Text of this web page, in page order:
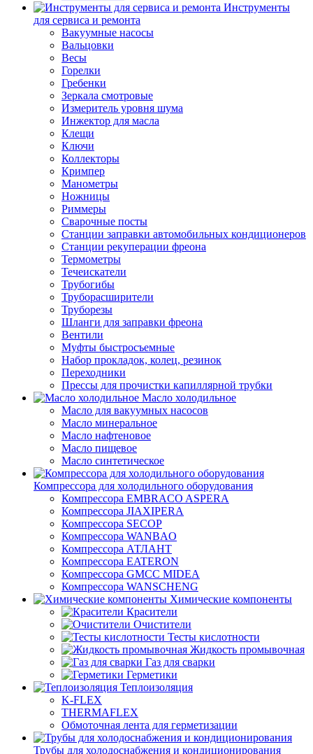
Инструменты
для сервиса и ремонта
Вакуумные насосы
Вальцовки
Весы
Горелки
Гребенки
Зеркала смотровые
Измеритель уровня шума
Инжектор для масла
Клещи
Ключи
Коллекторы
Кримпер
Манометры
Ножницы
Риммеры
Сварочные посты
Станции заправки автомобильных кондиционеров
Станции рекуперации фреона
Термометры
Течеискатели
Трубогибы
Труборасширители
Труборезы
Шланги для заправки фреона
Вентили
Муфты быстросъемные
Набор прокладок, колец, резинок
Переходники
Прессы для прочистки капиллярной трубки
Масло холодильное
Масло для вакуумных насосов
Масло минеральное
Масло нафтеновое
Масло пищевое
Масло синтетическое
Компрессора для холодильного оборудования
Компрессора EMBRACO ASPERA
Компрессора JIAXIPERA
Компрессора SECOP
Компрессора WANBAO
Компрессора АТЛАНТ
Компрессора EATERON
Компрессора GMCC MIDEA
Компрессора WANSCHENG
Химические компоненты
Красители
Очистители
Тесты кислотности
Жидкость промывочная
Газ для сварки
Герметики
Теплоизоляция
K-FLEX
THERMAFLEX
Обмоточная лента для герметизации
Трубы для холодоснабжения и кондиционирования